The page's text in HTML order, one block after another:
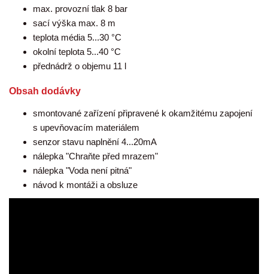
max. provozní tlak 8 bar
sací výška max. 8 m
teplota média 5...30 °C
okolní teplota 5...40 °C
přednádrž o objemu 11 l
Obsah dodávky
smontované zařízení připravené k okamžitému zapojení
s upevňovacím materiálem
senzor stavu naplnění 4...20mA
nálepka "Chraňte před mrazem"
nálepka "Voda není pitná"
návod k montáži a obsluze